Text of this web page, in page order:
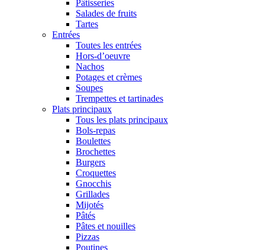
Pâtisseries
Salades de fruits
Tartes
Entrées
Toutes les entrées
Hors-d’oeuvre
Nachos
Potages et crèmes
Soupes
Trempettes et tartinades
Plats principaux
Tous les plats principaux
Bols-repas
Boulettes
Brochettes
Burgers
Croquettes
Gnocchis
Grillades
Mijotés
Pâtés
Pâtes et nouilles
Pizzas
Poutines